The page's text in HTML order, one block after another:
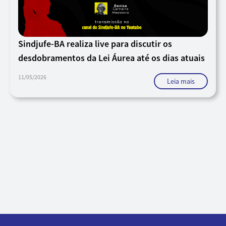
Sindjufe-BA realiza live para discutir os
desdobramentos da Lei Áurea até os dias atuais
11/05/2026 Leia mais